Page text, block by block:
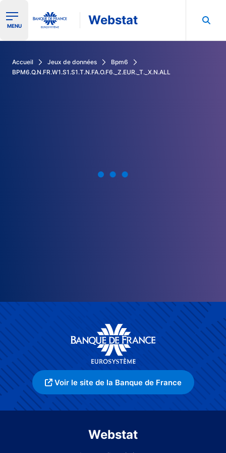
Ouvrir le menu de navigation
MENU Webstat
Accueil Jeux de données
Bpm6
BPM6.Q.N.FR.W1.S1.S1.T.N.FA.O.F6._Z.EUR._T._X.N.ALL
Voir le site de la Banque de France
Webstat